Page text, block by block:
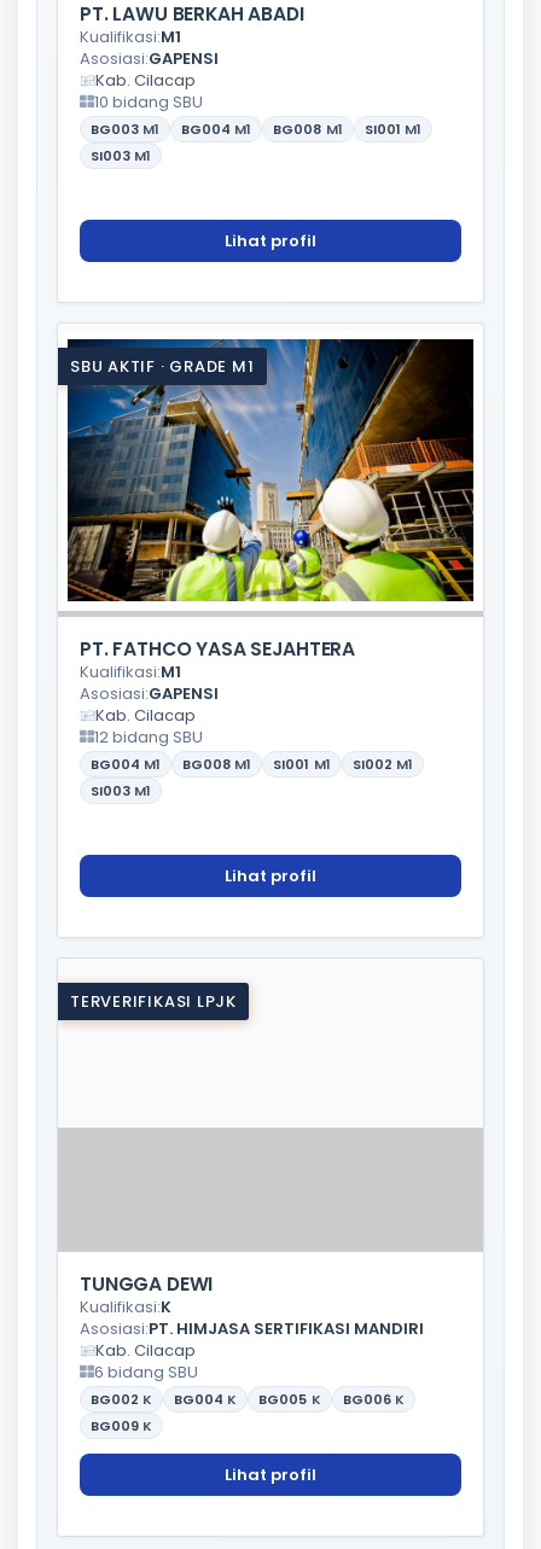
PT. LAWU BERKAH ABADI
Kualifikasi:M1
Asosiasi:GAPENSI
Kab. Cilacap
10 bidang SBU
BG003 M1 BG004 M1 BG008 M1 SI001 M1
SI003 M1
Lihat profil
SBU AKTIF · GRADE M1
PT. FATHCO YASA SEJAHTERA
Kualifikasi:M1
Asosiasi:GAPENSI
Kab. Cilacap
12 bidang SBU
BG004 M1 BG008 M1 SI001 M1 SI002 M1
SI003 M1
Lihat profil
TERVERIFIKASI LPJK
TUNGGA DEWI
Kualifikasi:K
Asosiasi:PT. HIMJASA SERTIFIKASI MANDIRI
Kab. Cilacap
6 bidang SBU
BG002 K BG004 K BG005 K BG006 K
BG009 K
Lihat profil